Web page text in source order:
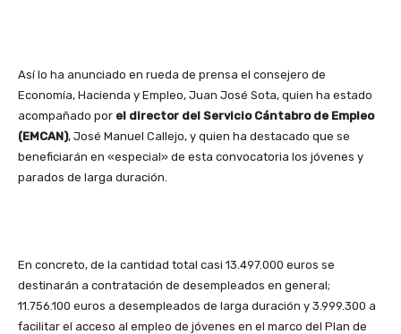
Así lo ha anunciado en rueda de prensa el consejero de
Economía, Hacienda y Empleo, Juan José Sota, quien ha estado
acompañado por el director del Servicio Cántabro de Empleo
(EMCAN), José Manuel Callejo, y quien ha destacado que se
beneficiarán en «especial» de esta convocatoria los jóvenes y
parados de larga duración.
En concreto, de la cantidad total casi 13.497.000 euros se
destinarán a contratación de desempleados en general;
11.756.100 euros a desempleados de larga duración y 3.999.300 a
facilitar el acceso al empleo de jóvenes en el marco del Plan de